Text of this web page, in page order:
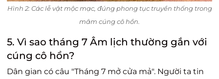
Hình 2: Các lễ vật mộc mạc, đúng phong tục truyền thống trong
mâm cúng cô hồn.
5. Vì sao tháng 7 Âm lịch thường gắn với
cúng cô hồn?
Dân gian có câu "Tháng 7 mở cửa mả". Người ta tin